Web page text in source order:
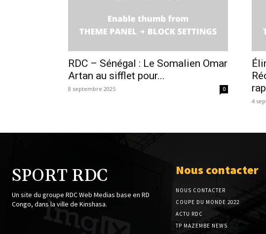
RDC – Sénégal : Le Somalien Omar
Artan au sifflet pour...
8 septembre 2025 0
4
SPORT RDC
Un site du groupe RDC Web Medias base en RD
Congo, dans la ville de Kinshasa.
Nous contacter
NOUS CONTACTER
COUPE DU MONDE 2022
ACTU RDC
TP MAZEMBE NEWS